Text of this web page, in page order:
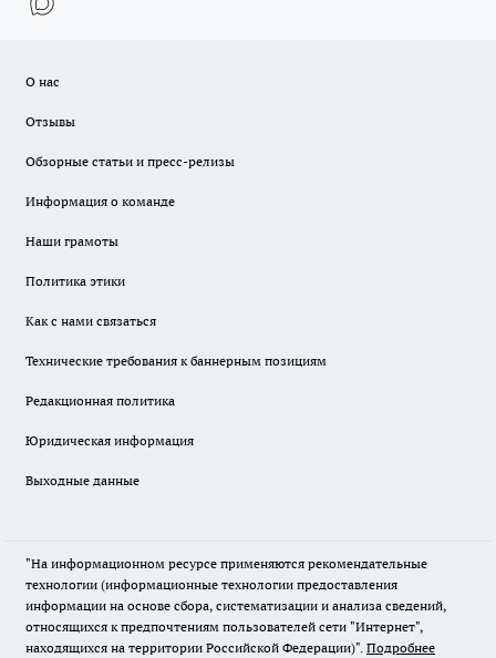
О нас
Отзывы
Обзорные статьи и пресс-релизы
Информация о команде
Наши грамоты
Политика этики
Как с нами связаться
Технические требования к баннерным позициям
Редакционная политика
Юридическая информация
Выходные данные
"На информационном ресурсе применяются рекомендательные
технологии (информационные технологии предоставления
информации на основе сбора, систематизации и анализа сведений,
относящихся к предпочтениям пользователей сети "Интернет",
находящихся на территории Российской Федерации)". Подробнее